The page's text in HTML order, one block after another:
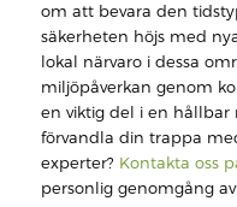
om att bevara den
säkerheten höjs med
lokal närvaro i dessa
miljöpåverkan genom
en viktig del i en hållbar
förvandla din trappa
experter? Kontakta oss
personlig genomgång